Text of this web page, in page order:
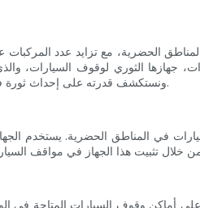
الحضرية، مع تزايد عدد
المقالة، سوف نتعمق في أهمية جهاز مواقف السيارات المبتكر من Realpark ونستكشف قدرته على إحداث ثورة في أنظمة مواقف السيارات في المناطق الحضرية.